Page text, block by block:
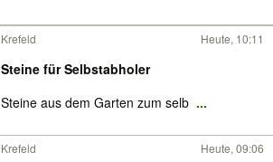
Krefeld Heute, 10:11
Steine für Selbstabholer
Steine aus dem Garten zum selb ...
Krefeld Heute, 09:06